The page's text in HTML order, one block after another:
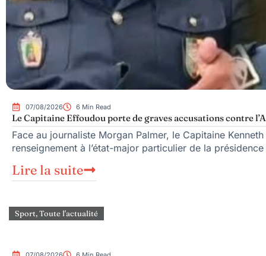
07/08/2026 6 Min Read
Le Capitaine Effoudou porte de graves accusations contre
Face au journaliste Morgan Palmer, le Capitaine
renseignement à l’état-major particulier de la
Lire la suite
Sport,Toute l'actualité